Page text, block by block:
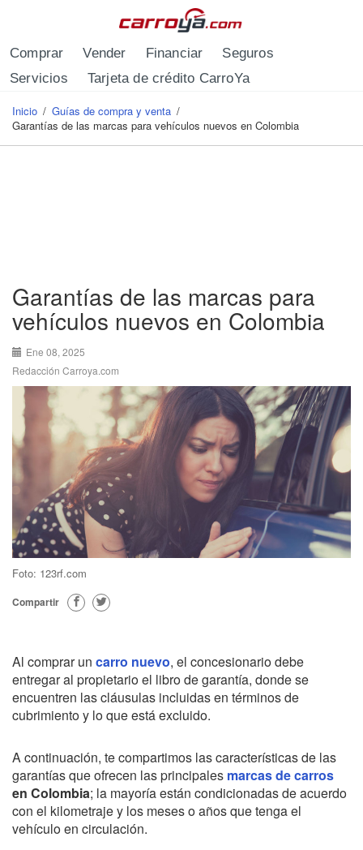
Comprar Vender Financiar
Seguros
Servicios
Tarjeta de crédito CarroYa
Se encuentra usted aquí
Inicio / Guías de compra y venta /
Garantías de las marcas para vehículos nuevos en Colombia
Garantías de las marcas para
vehículos nuevos en Colombia
Ene 08, 2025
Redacción Carroya.com
Foto: 123rf.com
Compartir
Al comprar un carro nuevo, el concesionario debe
entregar al propietario el libro de garantía, donde se
encuentren las cláusulas incluidas en términos de
cubrimiento y lo que está excluido.
A continuación, te compartimos las característicasde las
garantías que ofrecen las principales marcas de carros
en Colombia; la mayoría están condicionadas de acuerdo
con el kilometraje y los meses o años que tenga el
vehículo en circulación.